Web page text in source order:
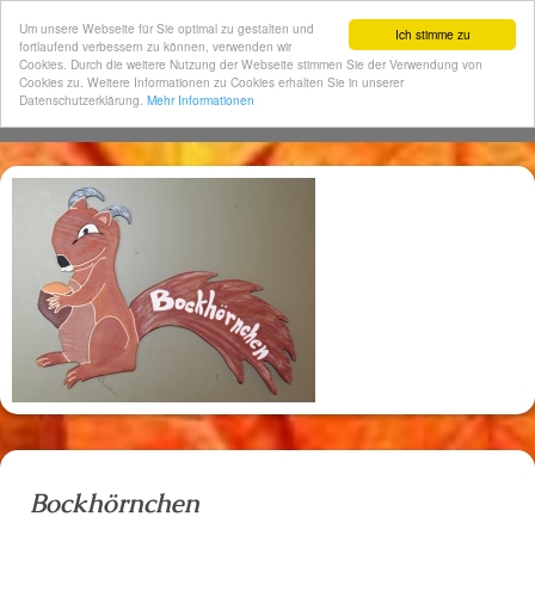
Ich stimme zu
Um unsere Webseite für Sie optimal zu gestalten und
fortlaufend verbessern zu können, verwenden wir
Cookies. Durch die weitere Nutzung der Webseite stimmen Sie der Verwendung von
Cookies zu. Weitere Informationen zu Cookies erhalten Sie in unserer
Datenschutzerklärung. Mehr Informationen
Bockhörnchen